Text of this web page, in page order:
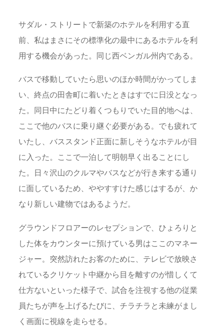
サダル・ストリートで新築のホテルを利用する直
前、私はまさにその標準化の最中にあるホテルを利
用する機会があった。同じ西ベンガル州内である。
バスで移動していたら思いのほか時間がかってしま
い、終点の田舎町に着いたときはすでに日没となっ
た。同日中にたどり着くつもりでいた目的地へは、
ここで他のバスに乗り継ぐ必要がある。でも疲れて
いたし、バススタンド正面に新しそうなホテルが目
に入った。ここで一泊して明朝早く出ることにし
た。日々沢山のクルマやバスなどが行き来する通り
に面しているため、ややすすけた感じはするが、か
なり新しい建物ではあるようだ。
グラウンドフロアーのレセプションで、ひょろりと
した体をカウンターに預けている男はここのマネー
ジャー。突然訪れたお客のために、テレビで放映さ
れているクリケット中継から目を離すのが惜しくて
仕方ないといった様子で、試合を注視する他の従業
員たちが声を上げるたびに、チラチラと未練がまし
く画面に視線を走らせる。